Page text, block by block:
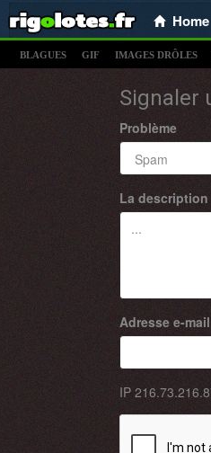
Home
BLAGUES GIF IMAGES DRÔLES
Signaler
Problème
La description
Adresse e-mail
IP